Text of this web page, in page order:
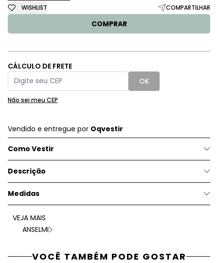
COMPRAR
WISHLIST COMPARTILHAR
CÁLCULO DE FRETE
OK
Não sei meu CEP
Vendido e entregue por Oqvestir
Como Vestir
Descrição
Medidas
VEJA MAIS
ANSELMI
VOCÊ TAMBÉM PODE GOSTAR